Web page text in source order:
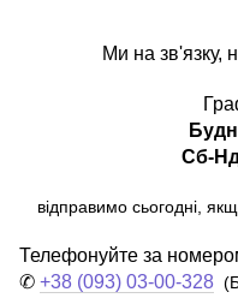
Ми на зв'язку,
Сб-
відправимо сьогодні,
Телефонуйте за
✆ +38 (093) 03-00-328